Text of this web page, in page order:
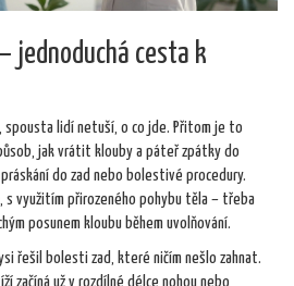
jednoduchá cesta k
, spousta lidí netuší, o co jde. Přitom je to
jak vrátit klouby a páteř zpátky do
do zad nebo bolestivé procedury.
s využitím přirozeného pohybu těla – třeba
posunem kloubu během uvolňování.
řešil bolesti zad, které ničím nešlo zahnat.
začíná už v rozdílné délce nohou nebo